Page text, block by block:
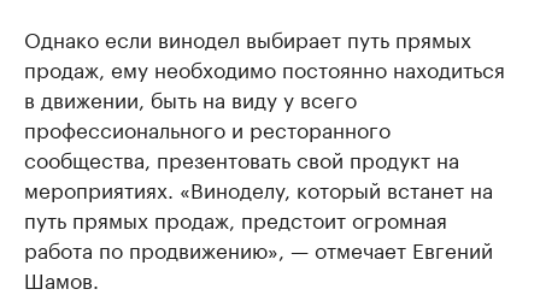
Однако если винодел выбирает путь прямых
продаж, ему необходимо постоянно находиться
в движении, быть на виду у всего
профессионального и ресторанного
сообщества, презентовать свой продукт на
мероприятиях. «Виноделу, который встанет на
путь прямых продаж, предстоит огромная
работа по продвижению», — отмечает Евгений
Шамов.